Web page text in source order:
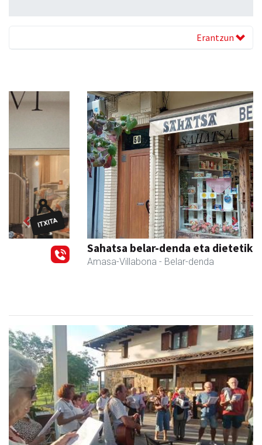
Erantzun
Sahatsa belar-denda eta dietetika zentrua
Amasa-Villabona - Belar-denda
Previous Next